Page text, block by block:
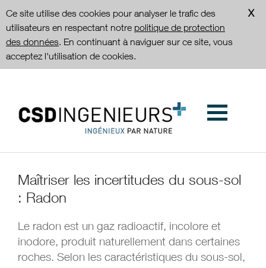
Ce site utilise des cookies pour analyser le trafic des
utilisateurs en respectant notre politique de protection
des données. En continuant à naviguer sur ce site, vous
acceptez l'utilisation de cookies.
Maîtriser les incertitudes du sous-sol
: Radon
Le radon est un gaz radioactif, incolore et
inodore, produit naturellement dans certaines
roches. Selon les caractéristiques du sous-sol,